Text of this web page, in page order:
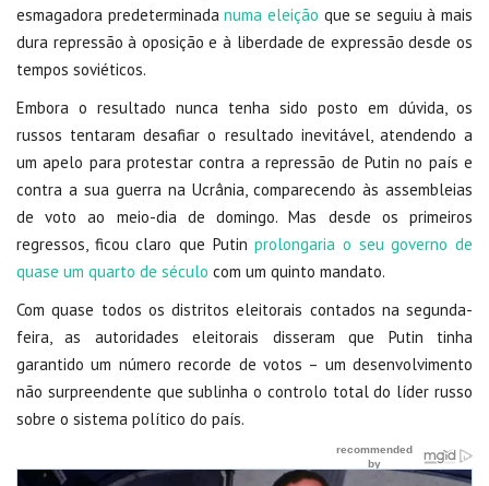
esmagadora predeterminadanuma eleição que se seguiu à mais
dura repressão à oposição e à liberdade de expressão desde os
tempos soviéticos.
Embora o resultado nunca tenha sido posto em dúvida, os
russos tentaram desafiar o resultado inevitável, atendendo a
um apelo para protestar contra a repressão de Putin no país e
contra a sua guerra na Ucrânia, comparecendo às assembleias
de voto ao meio-dia de domingo. Mas desde os primeiros
regressos, ficou claro que Putinprolongaria o seu governo de
quase um quarto de século com um quinto mandato.
Com quase todos os distritos eleitorais contados na segunda-
feira, as autoridades eleitorais disseram que Putin tinha
garantido um número recorde de votos – um desenvolvimento
não surpreendente que sublinha o controlo total do líder russo
sobre o sistema político do país.